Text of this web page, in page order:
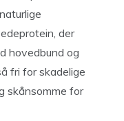
der
hovedbund og
fri for skadelige
skånsomme for